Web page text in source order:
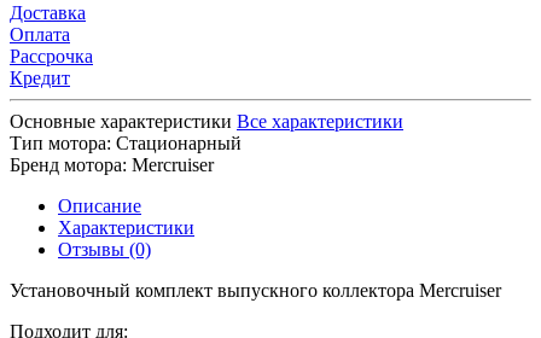
Доставка
Оплата
Рассрочка
Кредит
Основные характеристики Все характеристики
Тип мотора: Стационарный
Бренд мотора: Mercruiser
Описание
Характеристики
Отзывы (0)
Установочный комплект выпускного коллектора Mercruiser
Подходит для: